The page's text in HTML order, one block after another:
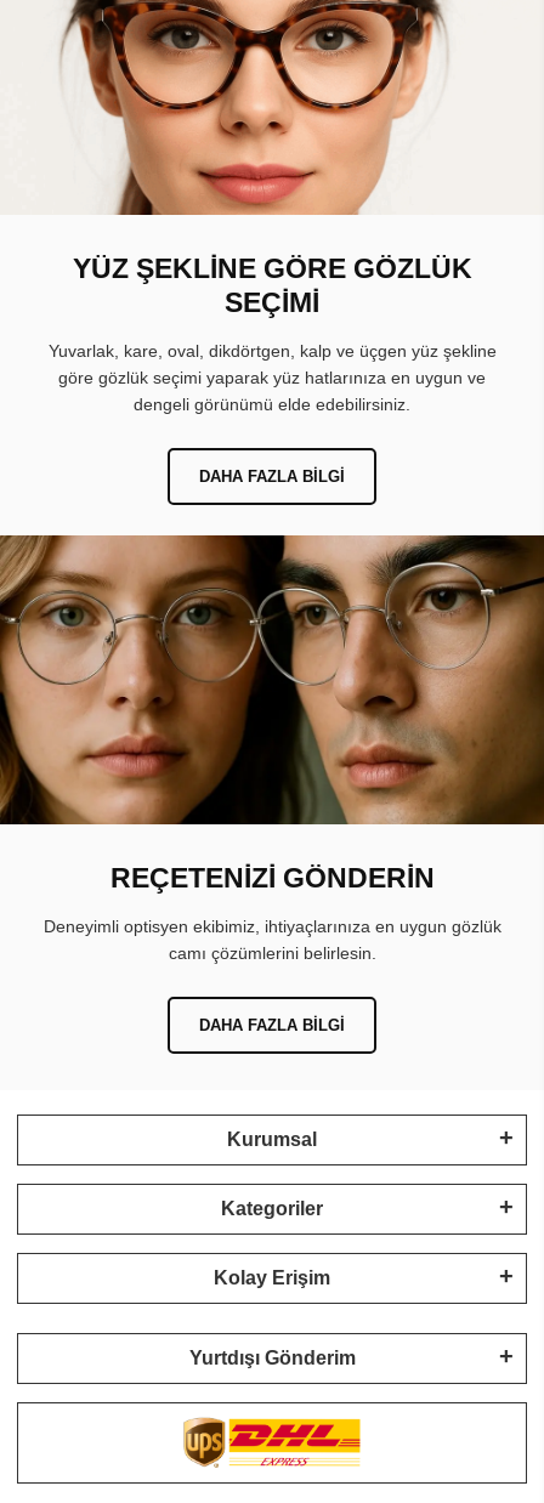
YÜZ ŞEKLİNE GÖRE GÖZLÜK
SEÇİMİ
Yuvarlak, kare, oval, dikdörtgen, kalp ve üçgen yüz şekline
göre gözlük seçimi yaparak yüz hatlarınıza en uygun ve
dengeli görünümü elde edebilirsiniz.
DAHA FAZLA BILGI
REÇETENİZİ GÖNDERİN
Deneyimli optisyen ekibimiz, ihtiyaçlarınıza en uygun gözlük
camı çözümlerini belirlesin.
DAHA FAZLA BILGI
Kurumsal
Kategoriler
Kolay Erişim
Yurtdışı Gönderim